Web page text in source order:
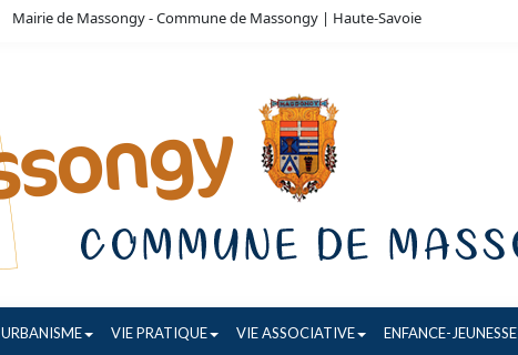
Mairie de Massongy - Commune de Massongy | Haute-Savoie
URBANISME VIE PRATIQUE VIE ASSOCIATIVE ENFANCE-JEUNESSE